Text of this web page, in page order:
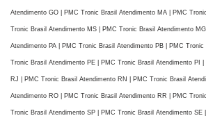
Atendimento GO | PMC Tronic Brasil Atendimento MA | PMC
Tronic Brasil Atendimento MS | PMC Tronic Brasil Atendimento
Atendimento PA | PMC Tronic Brasil Atendimento PB | PMC
Tronic Brasil Atendimento PE | PMC Tronic Brasil Atendimento PI
RJ | PMC Tronic Brasil Atendimento RN | PMC Tronic Brasil
Atendimento RO | PMC Tronic Brasil Atendimento RR | PMC
Tronic Brasil Atendimento SP | PMC Tronic Brasil Atendimento SE